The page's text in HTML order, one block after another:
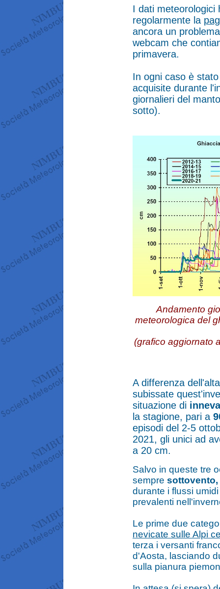
I dati meteorologici
regolarmente la
ancora un
webcam che
primavera.
In ogni caso è
acquisite durante
giornalieri del
sotto).
Andamento
meteorologica del
(grafico aggiornato
A differenza
subissate
situazione di
la stagione, pari a
episodi del 2-5
2021, gli unici ad
a 20 cm.
Salvo in queste tre
sempre sottovento,
durante i flussi
prevalenti
Le prime due
nevicate sulle Alpi
terza i versanti
d'Aosta, lasciando
sulla pianura